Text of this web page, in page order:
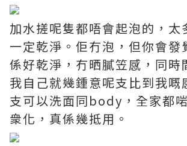
加水搓呢隻都唔會起泡的，太
一定乾淨。佢冇泡，但你會發
係好乾淨，冇晒膩笠感，同時
我自己就幾鍾意呢支比到我嘅
支可以洗面同body，全家都
衆化，真係幾抵用。